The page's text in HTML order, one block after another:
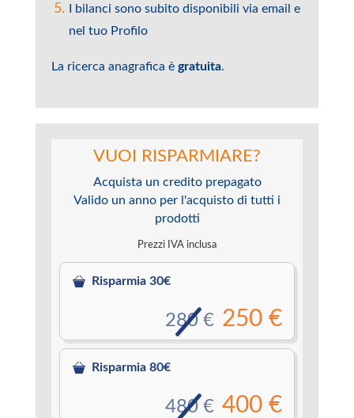
I bilanci sono subito disponibili via email e
nel tuo Profilo
La ricerca anagrafica è gratuita.
VUOI RISPARMIARE?
Acquista un credito prepagato
Valido un anno per l'acquisto di tutti i
prodotti
Prezzi IVA inclusa
Risparmia 30€
250 €
280 €
Risparmia 80€
400 €
480 €